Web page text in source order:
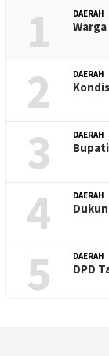
1 DAERAH
2 DAERAH
3 DAERAH
4 DAERAH
5 DAERAH
DPD